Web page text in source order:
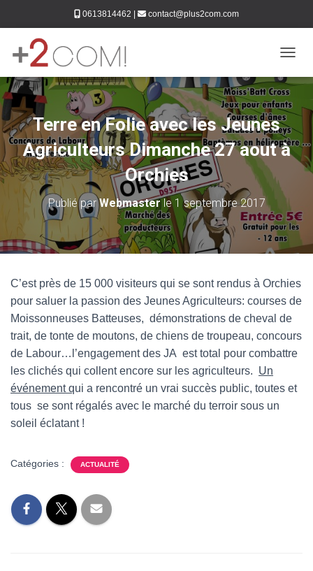
0613814462 contact@plus2com.com
Terre en Folie avec les Jeunes
Agriculteurs Dimanche 27 aout à
Orchies
Publié parWebmasterle 1 septembre 2017
C’est près de 15 000 visiteurs qui se sont rendus à Orchies
pour saluer la passion des Jeunes Agriculteurs: courses de
Moissonneuses Batteuses, démonstrations de cheval de
trait, de tonte de moutons, de chiens de troupeau, concours
de Labour…l’engagement des JA est total pour combattre
les clichés qui collent encore sur les agriculteurs. Un
événement qui a rencontré un vrai succès public, toutes et
tous se sont régalés avec le marché du terroir sous un
soleil éclatant !
Catégories : ACTUALITÉ